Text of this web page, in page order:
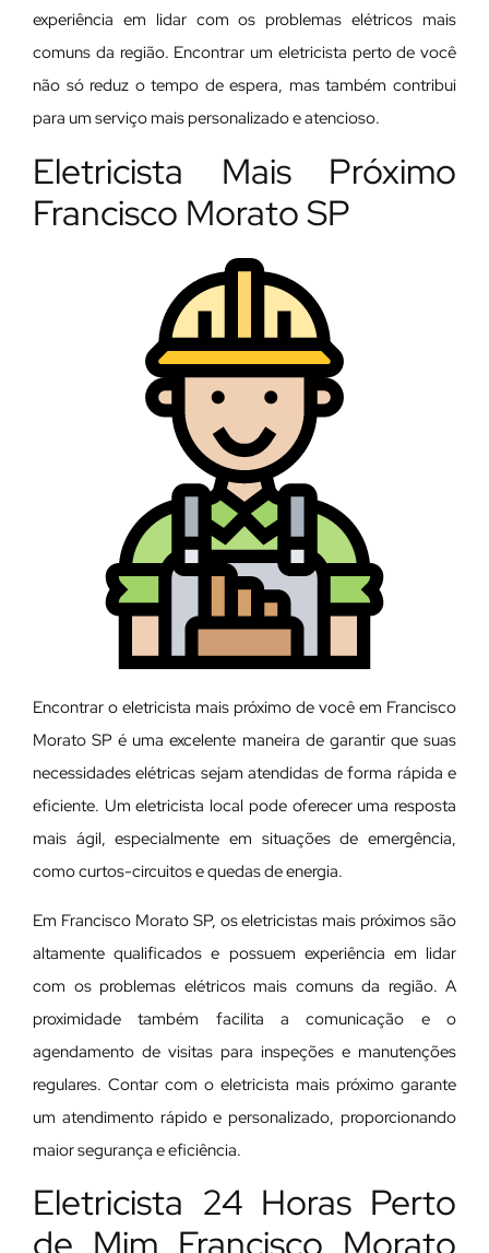
experiência em lidar com os problemas elétricos mais
comuns da região. Encontrar um eletricista perto de você
não só reduz o tempo de espera, mas também contribui
para um serviço mais personalizado e atencioso.
Eletricista Mais Próximo
Francisco Morato SP
Encontrar o eletricista mais próximo de você em Francisco
Morato SP é uma excelente maneira de garantir que suas
necessidades elétricas sejam atendidas de forma rápida e
eficiente. Um eletricista local pode oferecer uma resposta
mais ágil, especialmente em situações de emergência,
como curtos-circuitos e quedas de energia.
Em Francisco Morato SP, os eletricistas mais próximos são
altamente qualificados e possuem experiência em lidar
com os problemas elétricos mais comuns da região. A
proximidade também facilita a comunicação e o
agendamento de visitas para inspeções e manutenções
regulares. Contar com o eletricista mais próximo garante
um atendimento rápido e personalizado, proporcionando
maior segurança e eficiência.
Eletricista 24 Horas Perto